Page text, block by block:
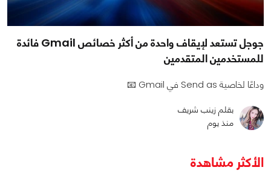
جوجل تستعد لإيقاف واحدة من أكثر خصائص Gmail فائدة
للمستخدمين المتقدمين
وداعًا لخاصية Send as في Gmail 📧
بقلم زينب شريف
منذ يوم
الأكثر مشاهدة